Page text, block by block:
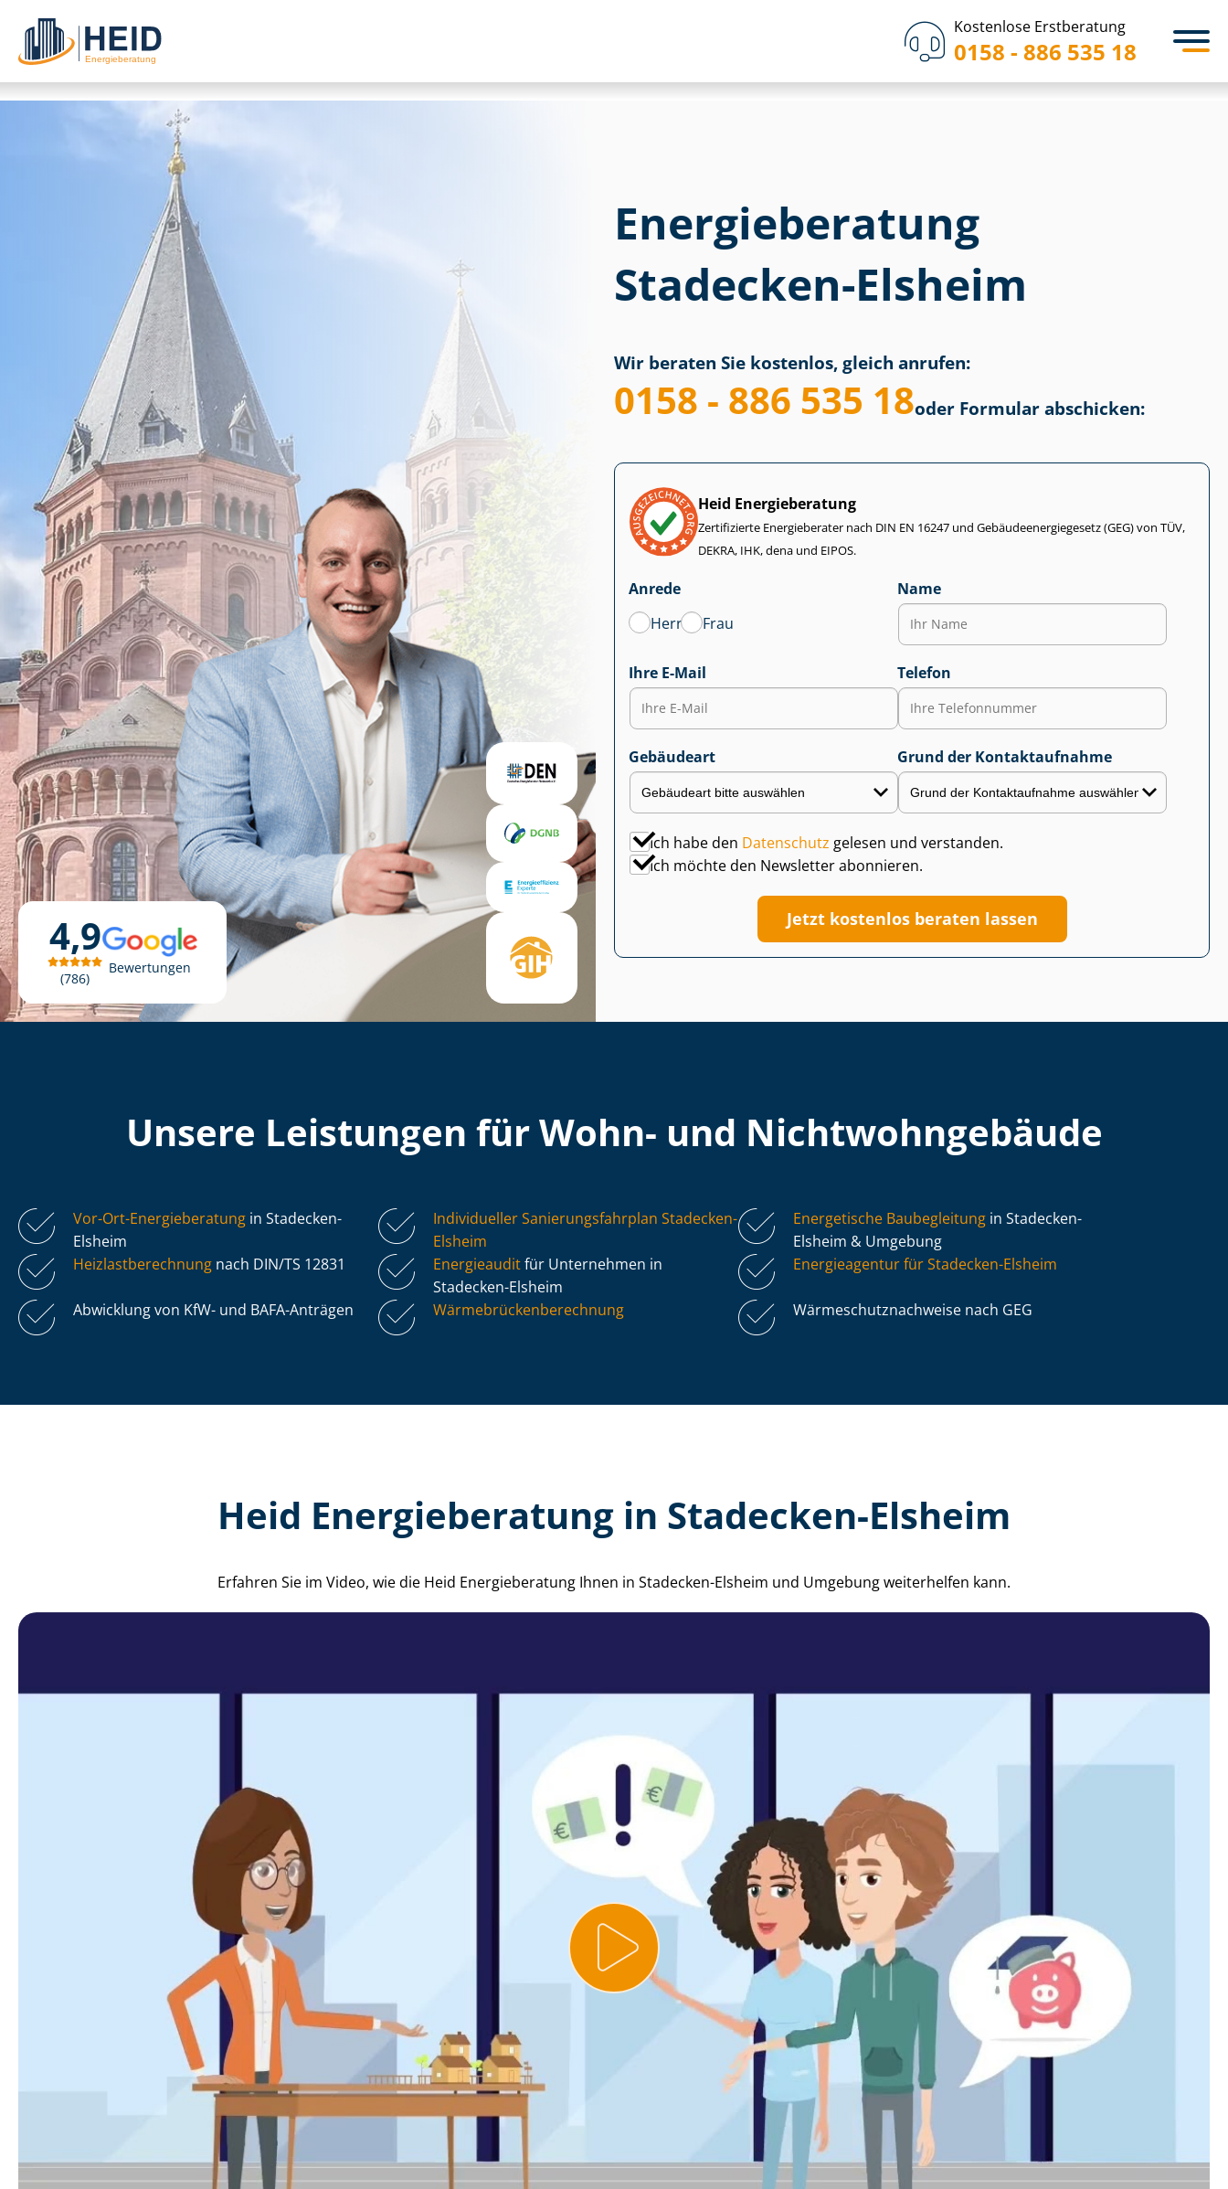
Kostenlose Erstberatung
0158 - 886 535 18
4,9
786
Bewertungen
Energieberatung
Stadecken-Elsheim
Wir beraten Sie kostenlos, gleich anrufen:
0158 - 886 535 18oder Formular abschicken:
Heid Energieberatung
Zertifizierte Energieberater nach DIN EN 16247 und Ge­bäu­de­en­er­gie­ge­setz (GEG) von TÜV,
DEKRA, IHK, dena und EIPOS.
Anrede
Herr
Frau
Name
Ihre E-Mail Telefon
Gebäudeart Grund der Kontaktaufnahme
Ich habe den Datenschutz gelesen und verstanden.
Ich möchte den Newsletter abonnieren.
Jetzt kostenlos beraten lassen
Unsere Leistungen für Wohn- und Nicht­wohn­ge­bäu­de
Vor-Ort-Energieberatung in Stadecken-
Elsheim
Individueller Sa­nie­rungs­fahr­plan Stadecken-
Elsheim
Energetische Baubegleitung in Stadecken-
Elsheim & Umgebung
Heiz­last­be­rech­nung nach DIN/TS 12831 Energieauditfür Unternehmen in
Stadecken-Elsheim
Energieagentur für Stadecken-Elsheim
Abwicklung von KfW- und BAFA-Anträgen Wär­me­brü­cken­be­rech­nung Wär­me­schutz­nach­wei­se nach GEG
Heid Energieberatung in Stadecken-Elsheim
Erfahren Sie im Video, wie die Heid Energieberatung Ihnen in Stadecken-Elsheim und Umgebung weiterhelfen kann.